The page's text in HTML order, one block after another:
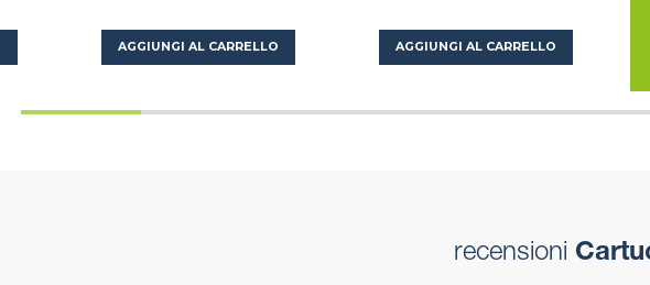
AGGIUNGI AL CARRELLO AGGIUNGI AL CARRELLO
recensioni